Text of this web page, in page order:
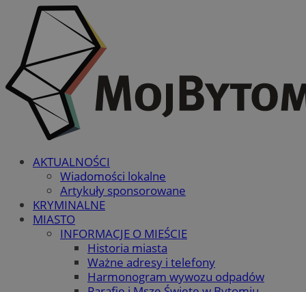
AKTUALNOŚCI
Wiadomości lokalne
Artykuły sponsorowane
KRYMINALNE
MIASTO
INFORMACJE O MIEŚCIE
Historia miasta
Ważne adresy i telefony
Harmonogram wywozu odpadów